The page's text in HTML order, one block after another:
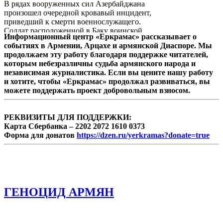
программы «Память мира» 18-го июня в
Республике Корея.
В рядах вооруженных сил Азербайджана
произошел очередной кровавый инцидент,
приведший к смерти военнослужащего.
Солдат расположенной в Баку воинской
части Минобороны Азербайджана, 18-
летний Хаям Асиф оглу Байрамов, убил
ножом своего сослуживца, 19-летнего
Кямрана Фирдовси оглу Мамедова.
К.Мамедов сразу же скончался. Об этом
сообщает азербайджанское
информагентство «АПА».
Информационный центр «Еркрамас» рассказывает о
событиях в Армении, Арцахе и армянской Диаспоре. Мы
продолжаем эту работу благодаря поддержке читателей,
которым небезразличны судьба армянского народа и
независимая журналистика. Если вы цените нашу работу
и хотите, чтобы «Еркрамас» продолжал развиваться, вы
можете поддержать проект добровольным взносом.
РЕКВИЗИТЫ ДЛЯ ПОДДЕРЖКИ:
Карта Сбербанка – 2202 2072 1610 0373
Форма для донатов https://dzen.ru/yerkramas?donate=true
ГЕНОЦИД АРМЯН